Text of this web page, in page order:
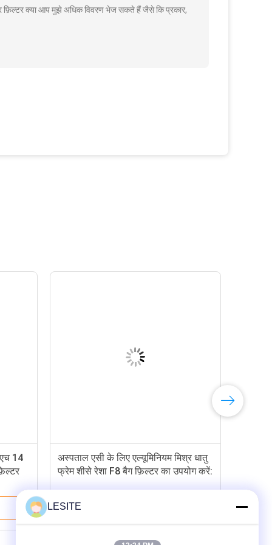
फ़िल्टर क्या आप मुझे अधिक विवरण भेज सकते हैं जैसे कि प्रकार,
एच 14
अस्पताल एसी के लिए एल्यूमिनियम मिश्र धातु
फ्रेम शीसे रेशा F8 बैग फ़िल्टर का उपयोग करें:
LESITE